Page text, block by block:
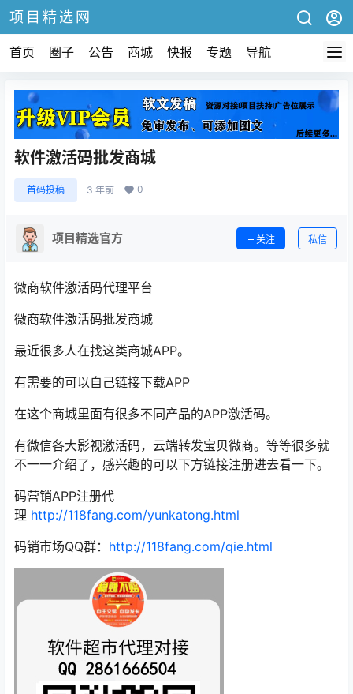
项目精选网
首页 圈子 公告 商城 快报 专题 导航
软件激活码批发商城
首码投稿 3 年前 0
项目精选官方 关注 私信
微商软件激活码代理平台
微商软件激活码批发商城
最近很多人在找这类商城APP。
有需要的可以自己链接下载APP
在这个商城里面有很多不同产品的APP激活码。
有微信各大影视激活码，云端转发宝贝微商。等等很多就
不一一介绍了，感兴趣的可以下方链接注册进去看一下。
码营销APP注册代
理 http://118fang.com/yunkatong.html
码销市场QQ群： http://118fang.com/qie.html